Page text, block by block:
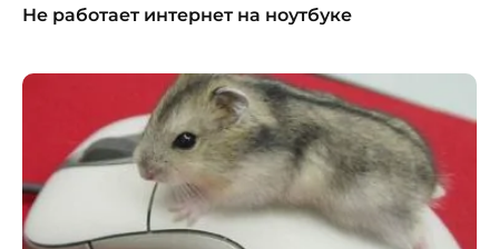
Не работает интернет на ноутбуке